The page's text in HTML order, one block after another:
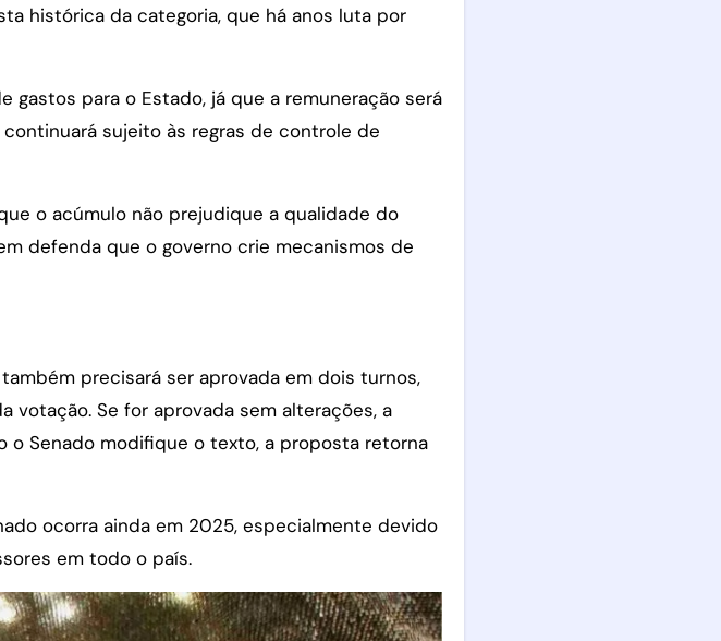
histórica da categoria, que há anos luta por
para o Estado, já que a remuneração será
sujeito às regras de controle de
o acúmulo não prejudique a qualidade do
defenda que o governo crie mecanismos de
precisará ser aprovada em dois turnos,
votação. Se for aprovada sem alterações, a
o Senado modifique o texto, a proposta retorna
ocorra ainda em 2025, especialmente devido
em todo o país.